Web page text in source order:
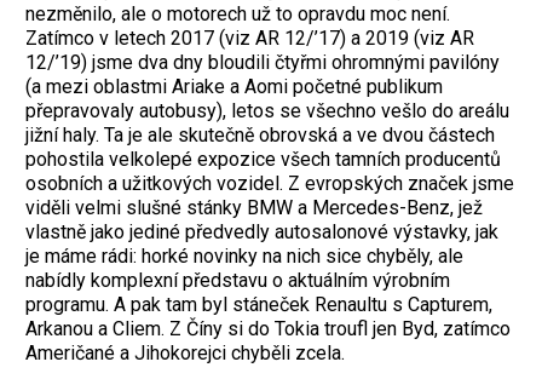
nezměnilo, ale o motorech už to opravdu moc není.
Zatímco v letech 2017 (viz AR 12/’17) a 2019 (viz AR
12/’19) jsme dva dny bloudili čtyřmi ohromnými pavilóny
(a mezi oblastmi Ariake a Aomi početné publikum
přepravovaly autobusy), letos se všechno vešlo do areálu
jižní haly. Ta je ale skutečně obrovská a ve dvou částech
pohostila velkolepé expozice všech tamních producentů
osobních a užitkových vozidel. Z evropských značek jsme
viděli velmi slušné stánky BMW a Mercedes-Benz, jež
vlastně jako jediné předvedly autosalonové výstavky, jak
je máme rádi: horké novinky na nich sice chyběly, ale
nabídly komplexní představu o aktuálním výrobním
programu. A pak tam byl stáneček Renaultu s Capturem,
Arkanou a Cliem. Z Číny si do Tokia troufl jen Byd, zatímco
Američané a Jihokorejci chyběli zcela.